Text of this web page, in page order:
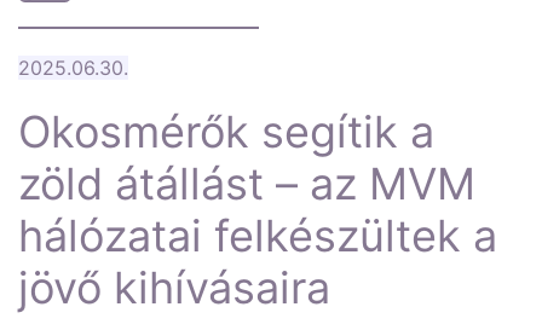
2025.06.30.
Okosmérők segítik a
zöld átállást – az MVM
hálózatai felkészültek a
jövő kihívásaira